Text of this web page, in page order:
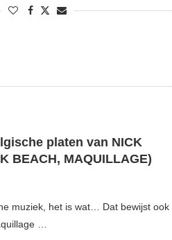
platen van NICK
BEACH, MAQUILLAGE)
muziek, het is wat… Dat bewijst ook
…